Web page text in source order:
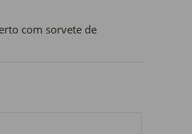
com sorvete de